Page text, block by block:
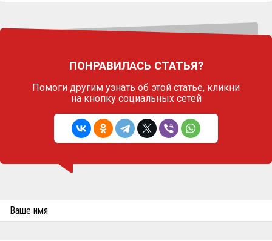
ПОНРАВИЛАСЬ СТАТЬЯ?
Помоги другим узнать об этой статье, кликни
на кнопку социальных сетей
Ваше имя